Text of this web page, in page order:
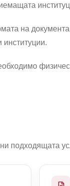
на
подходящата